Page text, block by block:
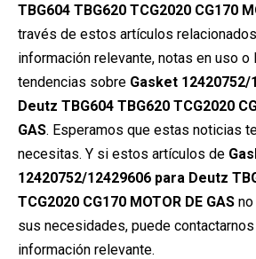
TBG604 TBG620 TCG2020 CG170
través de estos artículos
información relevante, notas en uso o
tendencias sobre Gasket 12420752/
Deutz TBG604 TBG620 TCG2020
GAS. Esperamos que estas noticias
necesitas. Y si estos artículos de
12420752/12429606 para Deutz
TCG2020 CG170 MOTOR DE GAS
sus necesidades, puede
información relevante.